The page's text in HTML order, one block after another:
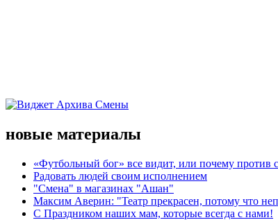
новые материалы
«Футбольный бог» все видит, или почему против
Радовать людей своим исполнением
"Смена" в магазинах "Ашан"
Максим Аверин: "Театр прекрасен, потому что
С Праздником наших мам, которые всегда с нами!